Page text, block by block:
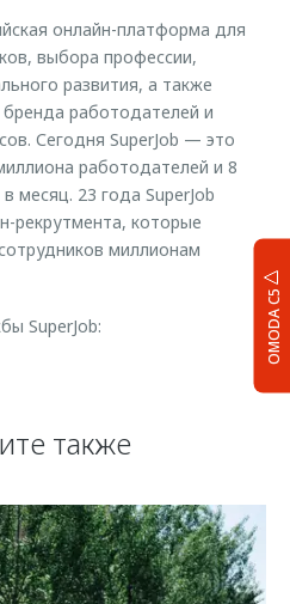
OMODA C5
онлайн-платформа для
выбора профессии,
развития, а также
работодателей и
Сегодня SuperJob — это
работодателей и 8
месяц. 23 года SuperJob
рекрутмента, которые
миллионам
SuperJob:
также